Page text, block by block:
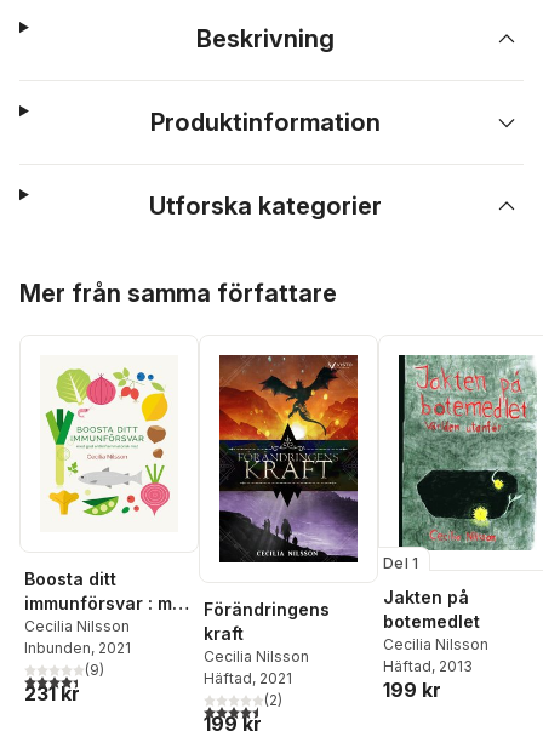
Beskrivning
Produktinformation
Utforska kategorier
Mer från samma författare
Boosta ditt
immunförsvar : med
god
antiinflammatorisk
mat
Cecilia Nilsson
Inbunden, 2021
4,4utav 5 stjärnor. Totalt antal röster:
(9)
231 kr
Förändringens
kraft
Cecilia Nilsson
Häftad, 2021
4,5utav 5 stjärnor. Totalt antal röster:
(2)
199 kr
Del 1
Jakten på
botemedlet
Cecilia Nilsson
Häftad, 2013
199 kr